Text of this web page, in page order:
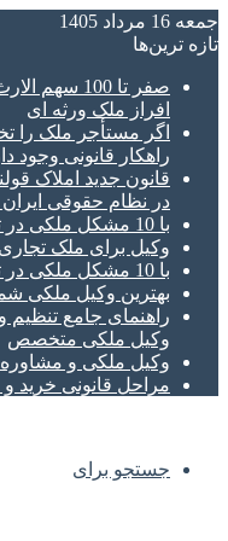
جمعه 16 مرداد 1405
تازه‌ ترین‌ها
صفر تا 100
افراز ملک ورثه ای
اگر مستأجر ملک را
راهکار قانونی وجود
قانون جدید املاک
در نظام حقوقی ایران
با 10 مشکل ملکی در تهران آشنا شوید | راه حل‌ها کدامند؟
وکیل برای ملک
با 10 مشکل ملکی در تهران آشنا شوید | راه حل‌ها کدامند؟
بهترین وکیل ملکی
راهنمای جامع
وکیل ملکی متخصص
وکیل ملکی و
مراحل قانونی
جستجو برای